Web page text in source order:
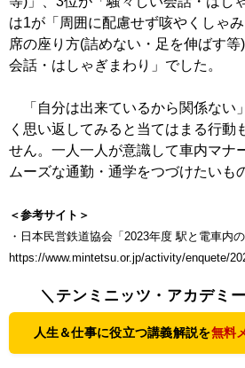
は1が「周囲に配慮せず咳やくしゃ
席の座り方(詰めない・足を伸ばす
会話・はしゃぎまわり」でした。
「自分は出来ているから関係ない
く思い返してみると当てはまる行動
せん。一人一人が意識して車内マナ
ムーズな通勤・通学をつづけたいも
＜参考サイト＞
・日本民営鉄道協会「2023年度 駅と電車内
https://www.mintetsu.or.jp/activity/enquete/
＼テンミニッツ・アカデミ
人生＆仕事に役立つ講義解説を無料